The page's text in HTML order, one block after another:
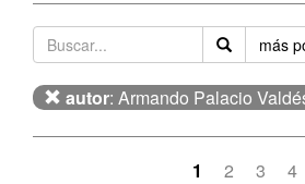
más
autor: Armando Palacio
1 2 3 4